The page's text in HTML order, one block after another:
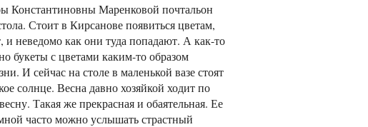
Константиновны Маренковой почтальон
Стоит в Кирсанове появиться цветам,
и неведомо как они туда попадают. А как-то
букеты с цветами каким-то образом
И сейчас на столе в маленькой вазе стоят
солнце. Весна давно хозяйкой ходит по
Такая же прекрасная и обаятельная. Ее
часто можно услышать страстный